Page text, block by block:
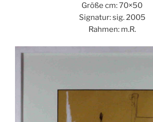
Größe cm: 70×50
Signatur: sig. 2005
Rahmen: m.R.